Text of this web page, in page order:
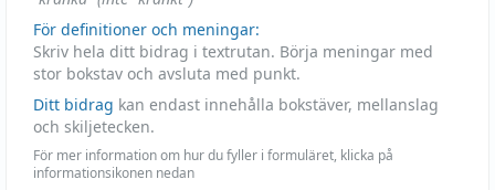
För definitioner och meningar:
Skriv hela ditt bidrag i textrutan. Börja meningar med
stor bokstav och avsluta med punkt.
Ditt bidrag kan endast innehålla bokstäver, mellanslag
och skiljetecken.
För mer information om hur du fyller i formuläret, klicka på
informationsikonen nedan